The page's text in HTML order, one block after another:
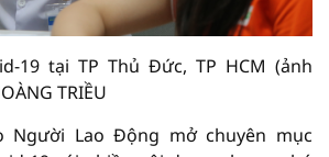
19 tại TP Thủ Đức, TP HCM (ảnh
TRIỀU
Người Lao Động mở chuyên mục